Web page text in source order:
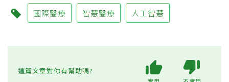
國際醫療 智慧醫療 人工智慧
這篇文章對你有幫助嗎?